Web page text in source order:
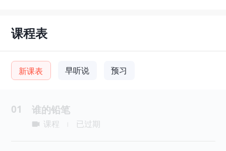
课程表
新课表 早听说 预习
01 谁的铅笔
课程 已过期